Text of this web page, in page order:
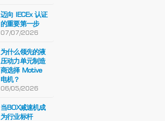
迈向 IECEx 认证
的重要第一步
07/07/2026
为什么领先的液
压动力单元制造
商选择 Motive
电机？
06/05/2026
当BOX减速机成
为行业标杆